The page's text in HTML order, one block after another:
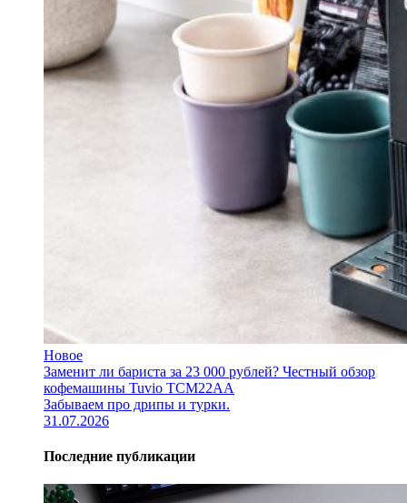
Новое
Заменит ли бариста за 23 000 рублей? Честный обзор
кофемашины Tuvio TCM22AA
Забываем про дрипы и турки.
31.07.2026
Последние публикации